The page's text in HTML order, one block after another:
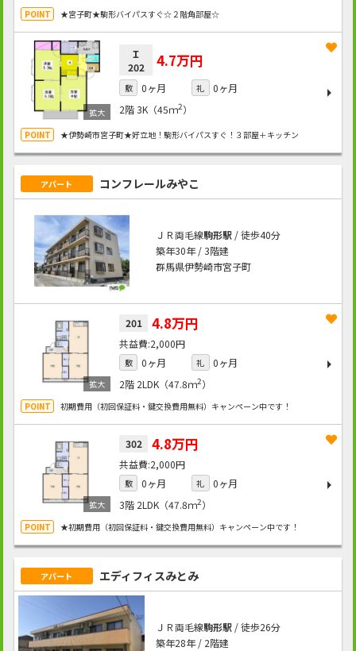
★宮子町★駒形バイパスすぐ☆２階角部屋☆
Ｉ
202
4.7万円
敷 0ヶ月 礼
0ヶ月
2階3K（45ｍ2）
★伊勢崎市宮子町★好立地！駒形バイパスすぐ！３部屋＋キッチン
アパート コンフレールみやこ
ＪＲ両毛線駒形駅/ 徒歩40分
築年30年 / 3階建
群馬県伊勢崎市宮子町
201 4.8万円
2,000円
敷 0ヶ月 礼
0ヶ月
2階 2LDK（47.8ｍ2）
初期費用（初回保証料・鍵交換費用無料）キャンペーン中です！
302 4.8万円
2,000円
敷 0ヶ月 礼
0ヶ月
3階 2LDK（47.8ｍ2）
★初期費用（初回保証料・鍵交換費用無料）キャンペーン中です！
アパート エディフィスみとみ
ＪＲ両毛線駒形駅/ 徒歩26分
築年28年 / 2階建